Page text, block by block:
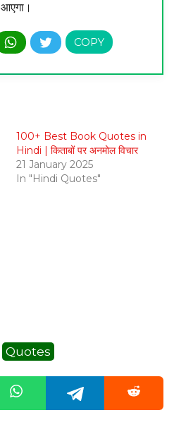
आएगा।
100+ Best Book Quotes in
Hindi | किताबों पर अनमोल विचार
21 January 2025
In "Hindi Quotes"
Quotes